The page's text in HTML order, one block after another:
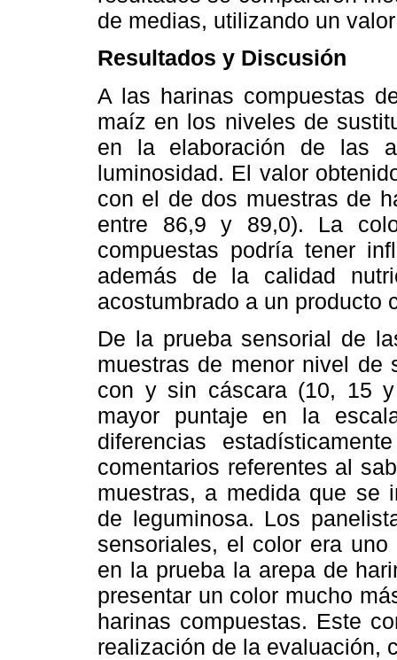
de medias, utilizando un
Resultados y Discusión
A las harinas compuestas
maíz en los niveles de
en la elaboración de las
luminosidad. El valor
con el de dos muestras de
entre 86,9 y 89,0). La
compuestas podría tener
además de la calidad
acostumbrado a un producto
De la prueba sensorial de
muestras de menor nivel de
con y sin cáscara (10, 15
mayor puntaje en la
diferencias
comentarios referentes al
muestras, a medida que se
de leguminosa. Los
sensoriales, el color era
en la prueba la arepa de
presentar un color mucho
harinas compuestas. Este
realización de la evaluación,